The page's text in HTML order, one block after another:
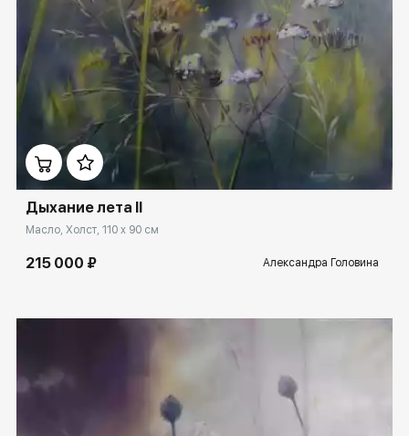
ekb.rakovgallery.ru
Дыхание лета II
Масло, Холст, 110 x 90 см
215 000 ₽ Александра Головина